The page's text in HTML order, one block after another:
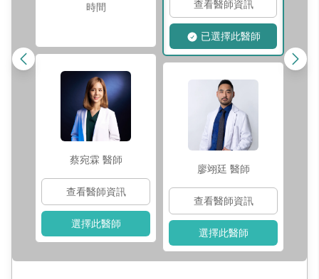
時間
蔡宛霖 醫師
查看醫師資訊
選擇此醫師
查看醫師資訊
已選擇此醫師
廖翊廷 醫師
查看醫師資訊
選擇此醫師